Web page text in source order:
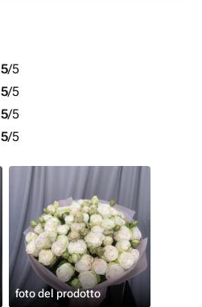
5/5
5/5
5/5
5/5
foto del prodotto